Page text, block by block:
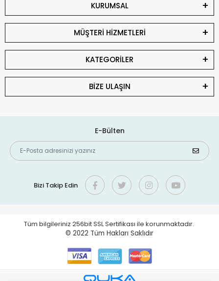
KURUMSAL
MÜŞTERİ HİZMETLERİ
KATEGORİLER
BİZE ULAŞIN
E-Bülten
Bizi Takip Edin
Tüm bilgileriniz 256bit SSL Sertifikası ile korunmaktadır.
© 2022 Tüm Hakları Saklıdır